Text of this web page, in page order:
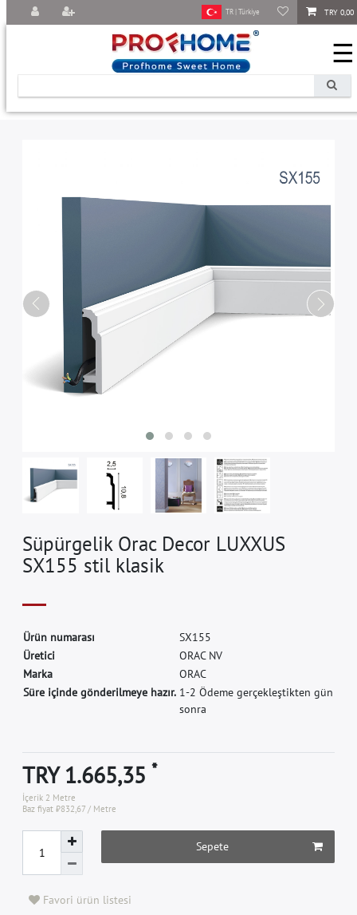
TRY 0,00
TR | Türkiye
☰
Süpürgelik Orac Decor LUXXUS
SX155 stil klasik
Ürün numarası SX155
Üretici ORAC NV
Marka ORAC
Süre içinde gönderilmeye hazır. 1-2 Ödeme gerçekleştikten gün
sonra
TRY 1.665,35*
İçerik 2 Metre
Baz fiyat₺832,67 / Metre
Sepete
Favori ürün listesi